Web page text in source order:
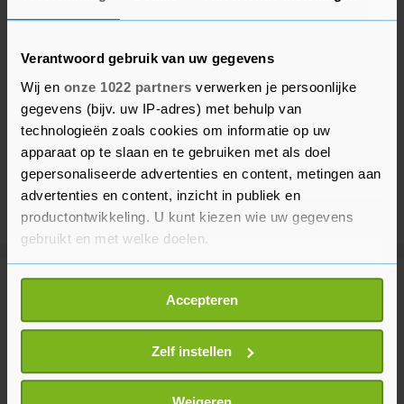
Verantwoord gebruik van uw gegevens
Wij en onze 1022 partners verwerken je persoonlijke
gegevens (bijv. uw IP-adres) met behulp van
technologieën zoals cookies om informatie op uw
apparaat op te slaan en te gebruiken met als doel
gepersonaliseerde advertenties en content, metingen aan
advertenties en content, inzicht in publiek en
productontwikkeling. U kunt kiezen wie uw gegevens
gebruikt en met welke doelen.
Als u het toestaat, willen we ook graag:
Informatie verzamelen over uw geografische
locatie, die tot een paar meter nauwkeurig kan zijn
Uw apparaat identificeren door het actief te
scannen op specifieke eigenschappen (fingerprinting)
Lees meer over hoe uw persoonlijke gegevens worden
Accepteren
Zelf instellen
Seizoenkaart Eredivisie bijna
overal duurder dan vorig seizoen